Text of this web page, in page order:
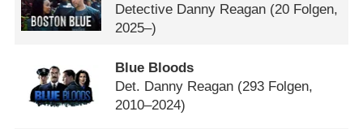
Detective Danny Reagan (20 Folgen,
2025–)
Blue Bloods
Det. Danny Reagan (293 Folgen,
2010–2024)